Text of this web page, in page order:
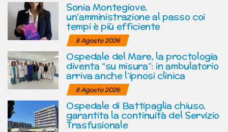
Sonia Montegiove,
un’amministrazione al passo coi
tempi è più efficiente
8 Agosto 2026
Ospedale del Mare, la proctologia
diventa “su misura”: in ambulatorio
arriva anche l’ipnosi clinica
8 Agosto 2026
Ospedale di Battipaglia chiuso,
garantita la continuità del Servizio
Trasfusionale